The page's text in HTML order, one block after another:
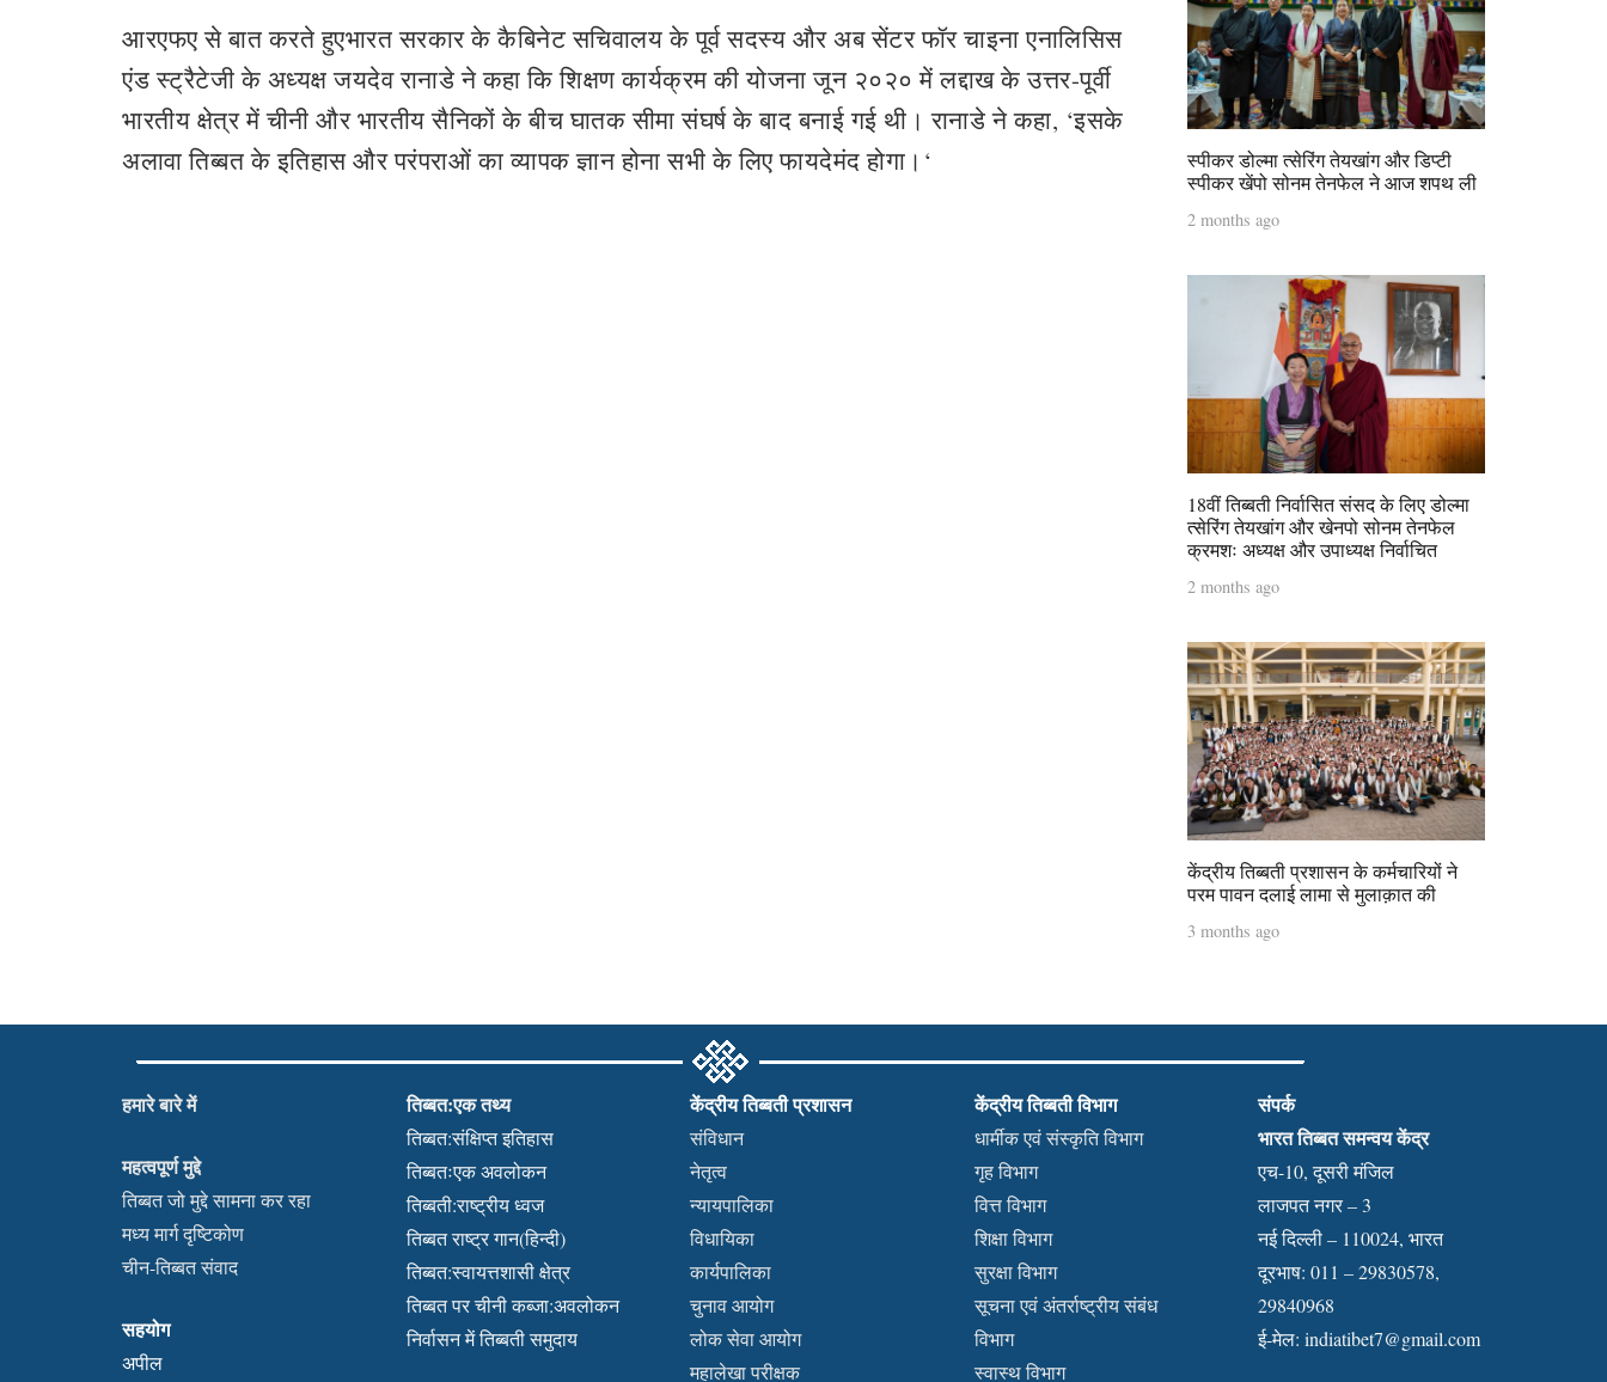
आरएफए से बात करते हुएभारत सरकार के कैबिनेट सचिवालय के पूर्व सदस्य और अब सेंटर फॉर चाइना एनालिसिस
एंड स्ट्रैटेजी के अध्यक्ष जयदेव रानाडे ने कहा कि शिक्षण कार्यक्रम की योजना जून २०२० में लद्दाख के उत्तर-पूर्वी
भारतीय क्षेत्र में चीनी और भारतीय सैनिकों के बीच घातक सीमा संघर्ष के बाद बनाई गई थी। रानाडे ने कहा, ‘इसके
अलावा तिब्बत के इतिहास और परंपराओं का व्यापक ज्ञान होना सभी के लिए फायदेमंद होगा।‘
स्पीकर डोल्मा त्सेरिंग तेयखांग और डिप्टी
स्पीकर खेंपो सोनम तेनफेल ने आज शपथ ली
2 months ago
18वीं तिब्बती निर्वासित संसद के लिए डोल्मा
त्सेरिंग तेयखांग और खेनपो सोनम तेनफेल
क्रमशः अध्यक्ष और उपाध्यक्ष निर्वाचित
2 months ago
केंद्रीय तिब्बती प्रशासन के कर्मचारियों ने
परम पावन दलाई लामा से मुलाक़ात की
3 months ago
हमारे बारे में
महत्वपूर्ण मुद्दे
तिब्बत जो मुद्दे सामना कर रहा
मध्य मार्ग दृष्टिकोण
चीन-तिब्बत संवाद
सहयोग
अपील
तिब्बत:एक तथ्य
तिब्बत:संक्षिप्त इतिहास
तिब्बतःएक अवलोकन
तिब्बती:राष्ट्रीय ध्वज
तिब्बत राष्ट्र गान(हिन्दी)
तिब्बत:स्वायत्तशासी क्षेत्र
तिब्बत पर चीनी कब्जा:अवलोकन
निर्वासन में तिब्बती समुदाय
केंद्रीय तिब्बती प्रशासन
संविधान
नेतृत्व
न्यायपालिका
विधायिका
कार्यपालिका
चुनाव आयोग
लोक सेवा आयोग
महालेखा परीक्षक
केंद्रीय तिब्बती विभाग
धार्मीक एवं संस्कृति विभाग
गृह विभाग
वित्त विभाग
शिक्षा विभाग
सुरक्षा विभाग
सूचना एवं अंतर्राष्ट्रीय संबंध
विभाग
स्वास्थ विभाग
संपर्क
भारत तिब्बत समन्वय केंद्र
एच-10, दूसरी मंजिल
लाजपत नगर – 3
नई दिल्ली – 110024, भारत
दूरभाष: 011 – 29830578,
29840968
ई-मेल:indiatibet7@gmail.com